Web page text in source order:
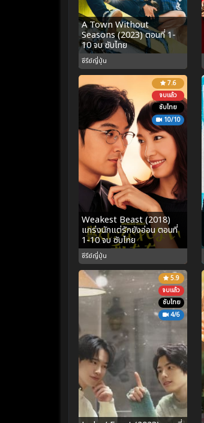
A Town Without
Seasons (2023) ตอนที่ 1-
10 จบ ซับไทย
ซีรีย์ญี่ปุ่น
7.6
จบแล้ว
ซับไทย
10/10
Weakest Beast (2018)
แกร่งนักแต่รักยังอ่อน ตอนที่
1-10 จบ ซับไทย
ซีรีย์ญี่ปุ่น
5.9
จบแล้ว
ซับไทย
4/6